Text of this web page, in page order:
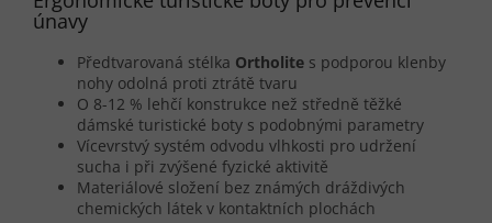
únavy
Předtvarovaná stélka Ortholite s podporou klenby
nohy odolná proti ztrátě tvaru
O 8-12 % lehčí konstrukce než středně těžké
dámské turistické boty s podobnými parametry
Vícevrstvý systém odvodu vlhkosti pro udržení
sucha i při zvýšené fyzické aktivitě
Materiálové složení bez známých dráždivých
chemických látek v kontaktních plochách